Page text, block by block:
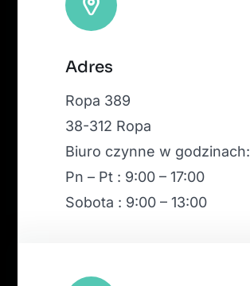
|Map tiles by
OpenStreetMap, under ODbL.
Adres
Ropa 389
38-312 Ropa
Biuro czynne w godzinach:
Pn – Pt : 9:00 – 17:00
Sobota : 9:00 – 13:00